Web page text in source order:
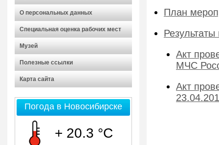
О персональных данных
Специальная оценка рабочих мест
Музей
Полезные ссылки
Карта сайта
Погода в Новосибирске
+ 20.3 °C
План
Результаты
Акт
МЧС
Акт